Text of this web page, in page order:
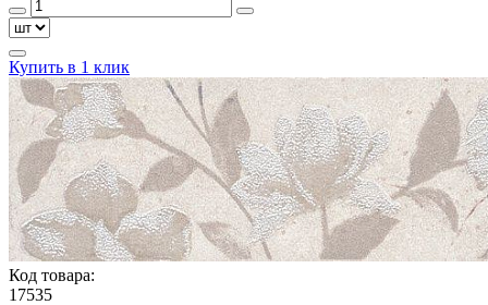
Купить в 1 клик
Код товара:
17535